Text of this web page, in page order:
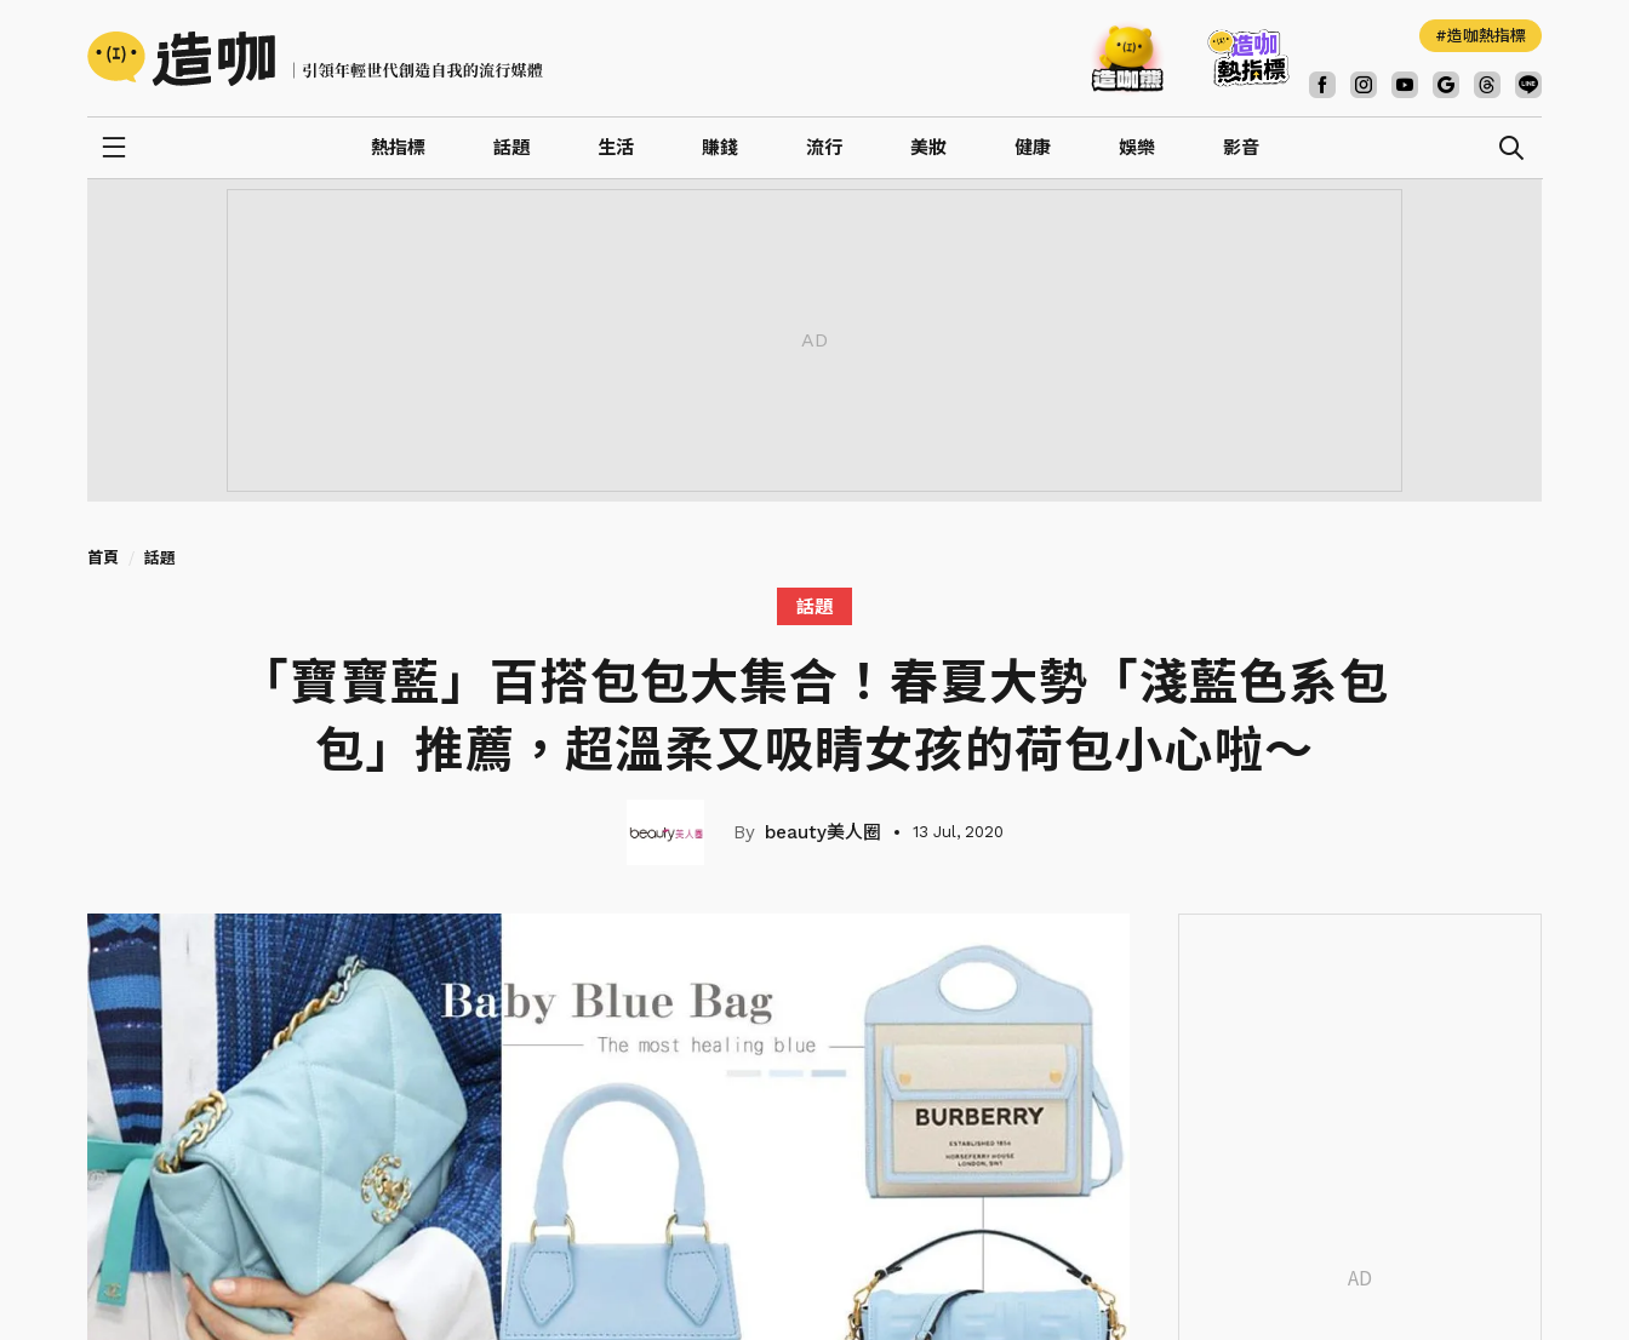
造咖熱指標
熱指標 話題 生活 賺錢 流行 美妝 健康 娛樂 影音
首頁 話題
話題
「寶寶藍」百搭包包大集合！春夏大勢「淺藍色系包
包」推薦，超溫柔又吸睛女孩的荷包小心啦～
beauty美人圈 13 Jul, 2020